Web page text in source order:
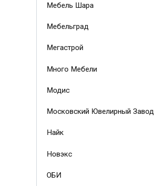
Мебель Шара
Мебельград
Мегастрой
Много Мебели
Модис
Московский Ювелирный Завод
Найк
Новэкс
ОБИ